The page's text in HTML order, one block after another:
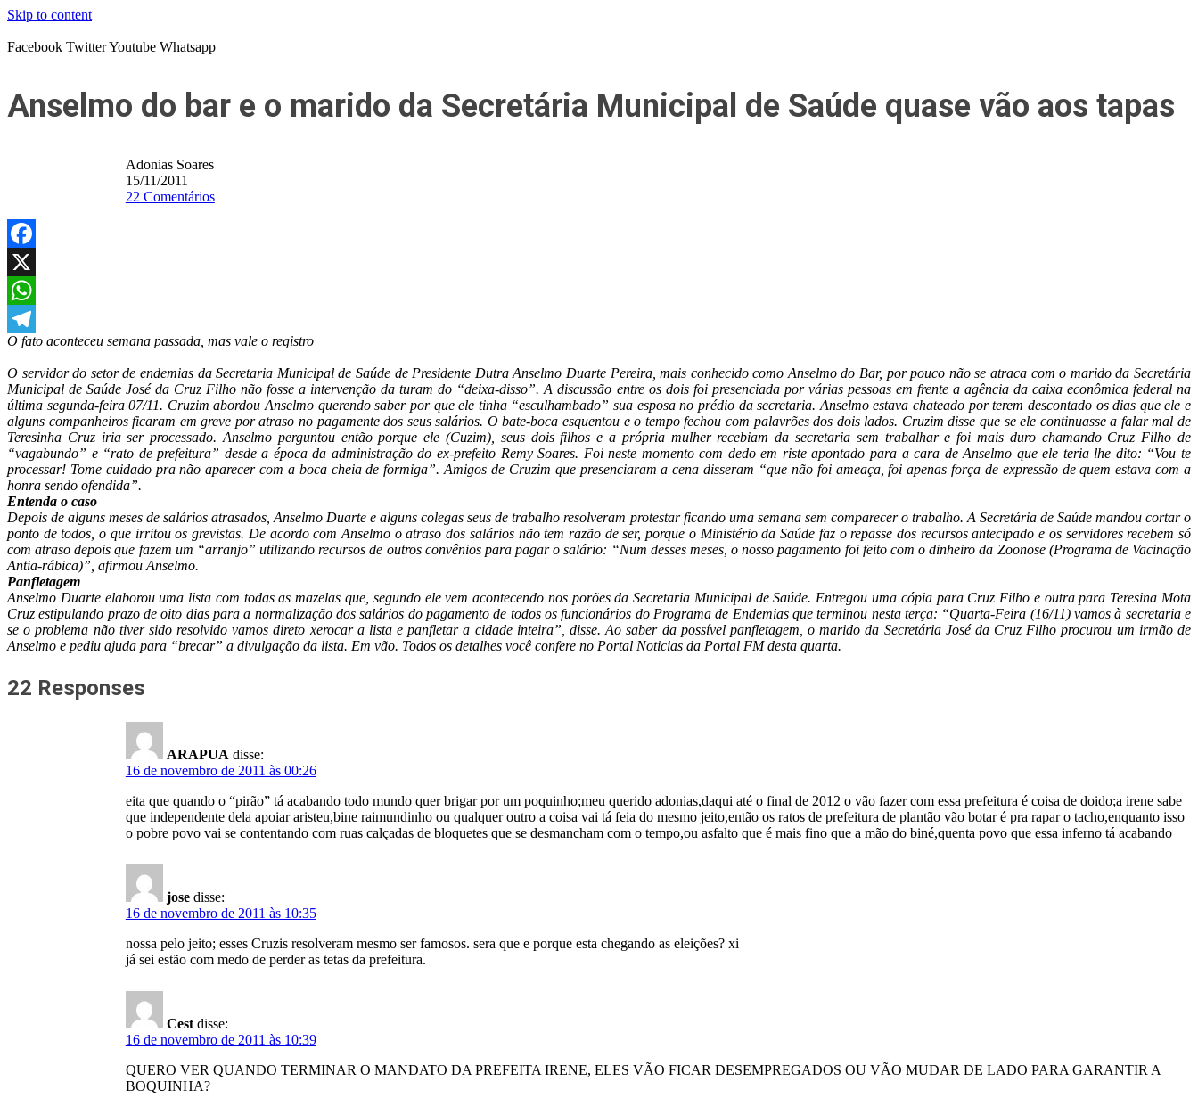
Skip to content
Facebook TwitterYoutube Whatsapp
Anselmo do bar e o marido da Secretária Municipal de Saúde quase vão aos tapas
Adonias Soares
15/11/2011
22 Comentários
Facebook
X
WhatsApp
Telegram
O fato aconteceu semana passada, mas vale o registro
O servidor do setor de endemias da Secretaria Municipal de Saúde de Presidente Dutra Anselmo Duarte Pereira, mais conhecido como Anselmo do Bar, por pouco não se atraca com o marido da Secretária
Municipal de Saúde José da Cruz Filho não fosse a intervenção da turam do “deixa-disso”. A discussão entre os dois foi presenciada por várias pessoas em frente a agência da caixa econômica federal na
última segunda-feira 07/11. Cruzim abordou Anselmo querendo saber por que ele tinha “esculhambado” sua esposa no prédio da secretaria. Anselmo estava chateado por terem descontado os dias que ele e
alguns companheiros ficaram em greve por atraso no pagamente dos seus salários. O bate-boca esquentou e o tempo fechou com palavrões dos dois lados. Cruzim disse que se ele continuasse a falar mal de
Teresinha Cruz iria ser processado. Anselmo perguntou então porque ele (Cuzim), seus dois filhos e a própria mulher recebiam da secretaria sem trabalhar e foi mais duro chamando Cruz Filho de
“vagabundo” e “rato de prefeitura” desde a época da administração do ex-prefeito Remy Soares. Foi neste momento com dedo em riste apontado para a cara de Anselmo que ele teria lhe dito: “Vou te
processar! Tome cuidado pra não aparecer com a boca cheia de formiga”. Amigos de Cruzim que presenciaram a cena disseram “que não foi ameaça, foi apenas força de expressão de quem estava com a
honra sendo ofendida”.
Entenda o caso
Depois de alguns meses de salários atrasados, Anselmo Duarte e alguns colegas seus de trabalho resolveram protestar ficando uma semana sem comparecer o trabalho. A Secretária de Saúde mandou cortar o
ponto de todos, o que irritou os grevistas. De acordo com Anselmo o atraso dos salários não tem razão de ser, porque o Ministério da Saúde faz o repasse dos recursos antecipado e os servidores recebem só
com atraso depois que fazem um “arranjo” utilizando recursos de outros convênios para pagar o salário: “Num desses meses, o nosso pagamento foi feito com o dinheiro da Zoonose (Programa de Vacinação
Antia-rábica)”, afirmou Anselmo.
Panfletagem
Anselmo Duarte elaborou uma lista com todas as mazelas que, segundo ele vem acontecendo nos porões da Secretaria Municipal de Saúde. Entregou uma cópia para Cruz Filho e outra para Teresina Mota
Cruz estipulando prazo de oito dias para a normalização dos salários do pagamento de todos os funcionários do Programa de Endemias que terminou nesta terça: “Quarta-Feira (16/11) vamos à secretaria e
se o problema não tiver sido resolvido vamos direto xerocar a lista e panfletar a cidade inteira”, disse. Ao saber da possível panfletagem, o marido da Secretária José da Cruz Filho procurou um irmão de
Anselmo e pediu ajuda para “brecar” a divulgação da lista. Em vão. Todos os detalhes você confere no Portal Noticias da Portal FM desta quarta.
22 Responses
ARAPUA disse:
16 de novembro de 2011 às 00:26
eita que quando o “pirão” tá acabando todo mundo quer brigar por um poquinho;meu querido adonias,daqui até o final de 2012 o vão fazer com essa prefeitura é coisa de doido;a irene sabe
que independente dela apoiar aristeu,bine raimundinho ou qualquer outro a coisa vai tá feia do mesmo jeito,então os ratos de prefeitura de plantão vão botar é pra rapar o tacho,enquanto isso
o pobre povo vai se contentando com ruas calçadas de bloquetes que se desmancham com o tempo,ou asfalto que é mais fino que a mão do biné,quenta povo que essa inferno tá acabando
jose disse:
16 de novembro de 2011 às 10:35
nossa pelo jeito; esses Cruzis resolveram mesmo ser famosos. sera que e porque esta chegando as eleições? xi
já sei estão com medo de perder as tetas da prefeitura.
Cest disse:
16 de novembro de 2011 às 10:39
QUERO VER QUANDO TERMINAR O MANDATO DA PREFEITA IRENE, ELES VÃO FICAR DESEMPREGADOS OU VÃO MUDAR DE LADO PARA GARANTIR A
BOQUINHA?